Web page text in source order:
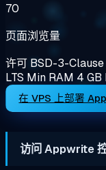
70
页面浏览量
许可 BSD-3-Clause
LTS Min RAM 4 GB
在 VPS 上部署
访问 Appwrite